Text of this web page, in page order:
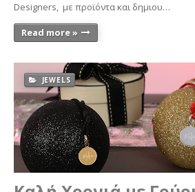
Designers, με προϊόντα και δημιου…
Read more »
JEWELS